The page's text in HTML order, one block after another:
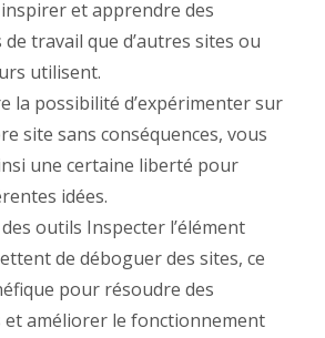
et apprendre des
travail que d’autres sites ou
utilisent.
la possibilité d’expérimenter sur
site sans conséquences, vous
une certaine liberté pour
idées.
outils Inspecter l’élément
de déboguer des sites, ce
pour résoudre des
et améliorer le fonctionnement